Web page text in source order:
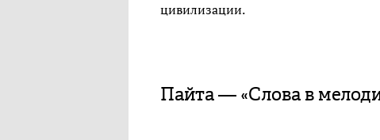
цивилизации.
Пайта — «Слова в